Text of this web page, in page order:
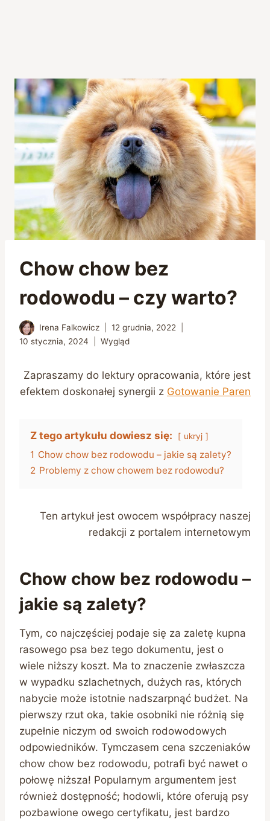
Chow chow bez
rodowodu – czy warto?
Irena Falkowicz
12 grudnia, 2022
10 stycznia, 2024
Wygląd
Zapraszamy do lektury opracowania, które jest
efektem doskonałej synergii z Gotowanie Paren
Z tego artykułu dowiesz się: ukryj
1 Chow chow bez rodowodu – jakie są zalety?
2 Problemy z chow chowem bez rodowodu?
Ten artykuł jest owocem współpracy naszej
redakcji z portalem internetowym
Chow chow bez rodowodu –
jakie są zalety?
Tym, co najczęściej podaje się za zaletę kupna
rasowego psa bez tego dokumentu, jest o
wiele niższy koszt. Ma to znaczenie zwłaszcza
w wypadku szlachetnych, dużych ras, których
nabycie może istotnie nadszarpnąć budżet. Na
pierwszy rzut oka, takie osobniki nie różnią się
zupełnie niczym od swoich rodowodowych
odpowiedników. Tymczasem cena szczeniaków
chow chow bez rodowodu, potrafi być nawet o
połowę niższa! Popularnym argumentem jest
również dostępność; hodowli, które oferują psy
pozbawione owego certyfikatu, jest bardzo